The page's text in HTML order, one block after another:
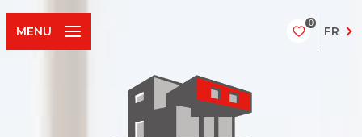
0
FR
MENU